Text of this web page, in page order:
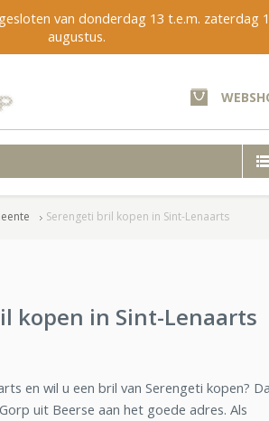
van donderdag 13 t.e.m. zaterdag
augustus.
Serengeti bril kopen in Sint-Lenaarts
kopen in Sint-Lenaarts
en wil u een bril van Serengeti kopen?
uit Beerse aan het goede adres. Als